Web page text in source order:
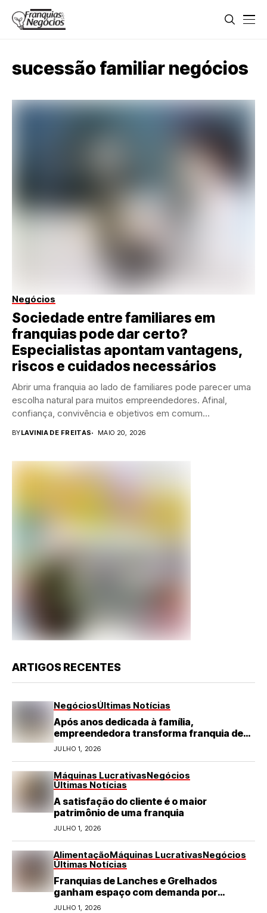
sucessão familiar negócios
Negócios
Sociedade entre familiares em
franquias pode dar certo?
Especialistas apontam vantagens,
riscos e cuidados necessários
Abrir uma franquia ao lado de familiares pode parecer uma
escolha natural para muitos empreendedores. Afinal,
confiança, convivência e objetivos em comum
BYLAVINIA DE FREITAS MAIO 20, 2026
ARTIGOS RECENTES
NegóciosÚltimas Notícias
Após anos dedicada à família,
empreendedora transforma franquia de
turismo em negócio de destaque no RN
JULHO 1, 2026
Máquinas LucrativasNegócios
Últimas Notícias
A satisfação do cliente é o maior
patrimônio de uma franquia
JULHO 1, 2026
AlimentaçãoMáquinas LucrativasNegócios
Últimas Notícias
Franquias de Lanches e Grelhados
ganham espaço com demanda por
refeições rápidas e de qualidade
JULHO 1, 2026